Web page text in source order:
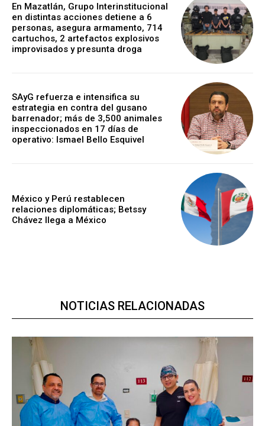
En Mazatlán, Grupo Interinstitucional
en distintas acciones detiene a 6
personas, asegura armamento, 714
cartuchos, 2 artefactos explosivos
improvisados y presunta droga
SAyG refuerza e intensifica su
estrategia en contra del gusano
barrenador; más de 3,500 animales
inspeccionados en 17 días de
operativo: Ismael Bello Esquivel
México y Perú restablecen
relaciones diplomáticas; Betssy
Chávez llega a México
NOTICIAS RELACIONADAS